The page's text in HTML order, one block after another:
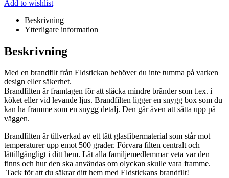
Add to wishlist
Beskrivning
Ytterligare information
Beskrivning
Med en brandfilt från Eldstickan behöver du inte tumma på varken
design eller säkerhet.
Brandfilten är framtagen för att släcka mindre bränder som t.ex. i
köket eller vid levande ljus. Brandfilten ligger en snygg box som du
kan ha framme som en snygg detalj. Den går även att sätta upp på
väggen.
Brandfilten är tillverkad av ett tätt glasfibermaterial som står mot
temperaturer upp emot 500 grader. Förvara filten centralt och
lättillgängligt i ditt hem. Låt alla familjemedlemmar veta var den
finns och hur den ska användas om olyckan skulle vara framme.
Tack för att du säkrar ditt hem med Eldstickans brandfilt!